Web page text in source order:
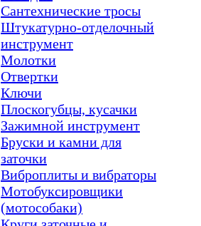
Сантехнические тросы
Штукатурно-отделочный
инструмент
Молотки
Отвертки
Ключи
Плоскогубцы, кусачки
Зажимной инструмент
Бруски и камни для
заточки
Виброплиты и вибраторы
Мотобуксировщики
(мотособаки)